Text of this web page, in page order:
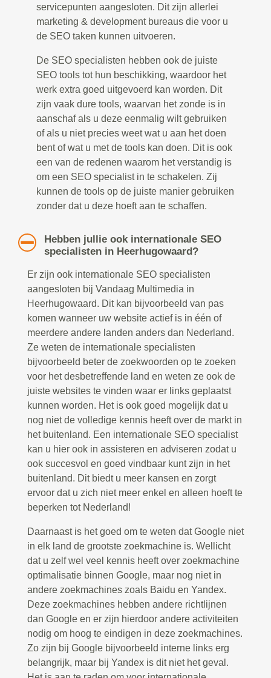
servicepunten aangesloten. Dit zijn allerlei
marketing & development bureaus die voor u
de SEO taken kunnen uitvoeren.
De SEO specialisten hebben ook de juiste
SEO tools tot hun beschikking, waardoor het
werk extra goed uitgevoerd kan worden. Dit
zijn vaak dure tools, waarvan het zonde is in
aanschaf als u deze eenmalig wilt gebruiken
of als u niet precies weet wat u aan het doen
bent of wat u met de tools kan doen. Dit is ook
een van de redenen waarom het verstandig is
om een SEO specialist in te schakelen. Zij
kunnen de tools op de juiste manier gebruiken
zonder dat u deze hoeft aan te schaffen.
Hebben jullie ook internationale SEO
specialisten in Heerhugowaard?
Er zijn ook internationale SEO specialisten
aangesloten bij Vandaag Multimedia in
Heerhugowaard. Dit kan bijvoorbeeld van pas
komen wanneer uw website actief is in één of
meerdere andere landen anders dan Nederland.
Ze weten de internationale specialisten
bijvoorbeeld beter de zoekwoorden op te zoeken
voor het desbetreffende land en weten ze ook de
juiste websites te vinden waar er links geplaatst
kunnen worden. Het is ook goed mogelijk dat u
nog niet de volledige kennis heeft over de markt in
het buitenland. Een internationale SEO specialist
kan u hier ook in assisteren en adviseren zodat u
ook succesvol en goed vindbaar kunt zijn in het
buitenland. Dit biedt u meer kansen en zorgt
ervoor dat u zich niet meer enkel en alleen hoeft te
beperken tot Nederland!
Daarnaast is het goed om te weten dat Google niet
in elk land de grootste zoekmachine is. Wellicht
dat u zelf wel veel kennis heeft over zoekmachine
optimalisatie binnen Google, maar nog niet in
andere zoekmachines zoals Baidu en Yandex.
Deze zoekmachines hebben andere richtlijnen
dan Google en er zijn hierdoor andere activiteiten
nodig om hoog te eindigen in deze zoekmachines.
Zo zijn bij Google bijvoorbeeld interne links erg
belangrijk, maar bij Yandex is dit niet het geval.